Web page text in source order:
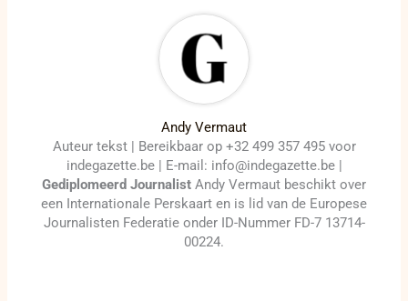
Andy Vermaut
Auteur tekst | Bereikbaar op +32 499 357 495 voor
indegazette.be | E-mail: info@indegazette.be |
Gediplomeerd Journalist Andy Vermaut beschikt over
een Internationale Perskaart en is lid van de Europese
Journalisten Federatie onder ID-Nummer FD-7 13714-
00224.